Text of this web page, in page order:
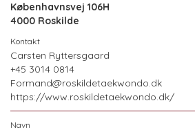
Københavnsvej 106H
4000 Roskilde
Carsten Ryttersgaard
+45 3014 0814
Formand@roskildetaekwondo.dk
https://www.roskildetaekwondo.dk/